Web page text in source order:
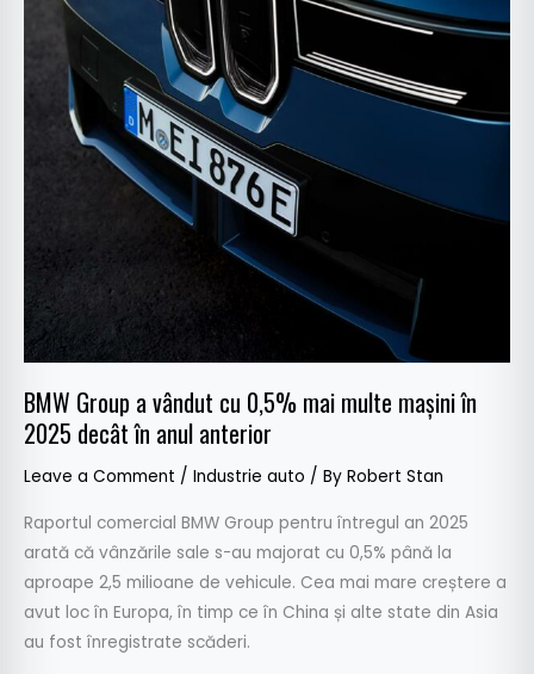
BMW Group a vândut cu 0,5% mai multe mașini în
2025 decât în anul anterior
Leave a Comment / Industrie auto / By Robert Stan
Raportul comercial BMW Group pentru întregul an 2025
arată că vânzările sale s-au majorat cu 0,5% până la
aproape 2,5 milioane de vehicule. Cea mai mare creștere a
avut loc în Europa, în timp ce în China și alte state din Asia
au fost înregistrate scăderi.
anterior